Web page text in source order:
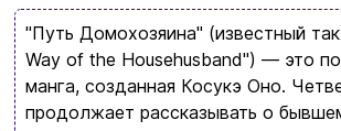
"Путь Домохозяина" (известный
Way of the Househusband") — это
манга, созданная Косукэ Оно.
продолжает рассказывать о
Бренды
Доставка и оплата